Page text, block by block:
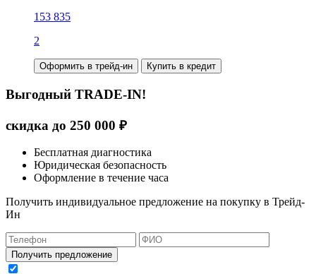
153 835
2
Оформить в трейд-ин Купить в кредит
Выгодный TRADE-IN!
скидка до 250 000 ₽
Бесплатная диагностика
Юридическая безопасность
Оформление в течение часа
Получить индивидуальное предложение на покупку в Трейд-
Ин
Получить предложение